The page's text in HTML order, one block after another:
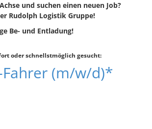
und suchen einen neuen Job?
Rudolph Logistik Gruppe!
Be- und Entladung!
oder schnellstmöglich gesucht:
Fahrer (m/w/d)*